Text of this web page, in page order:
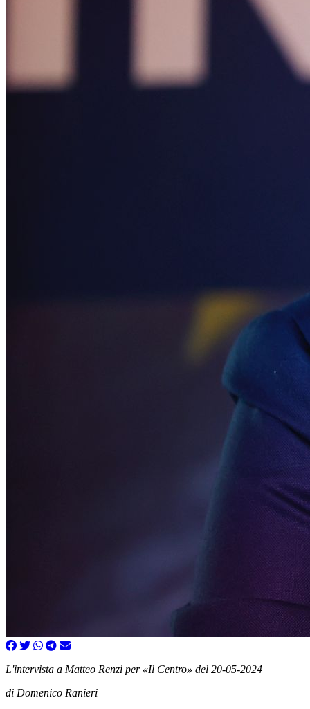
L'intervista a Matteo Renzi per «Il Centro» del 20-05-2024
di Domenico Ranieri